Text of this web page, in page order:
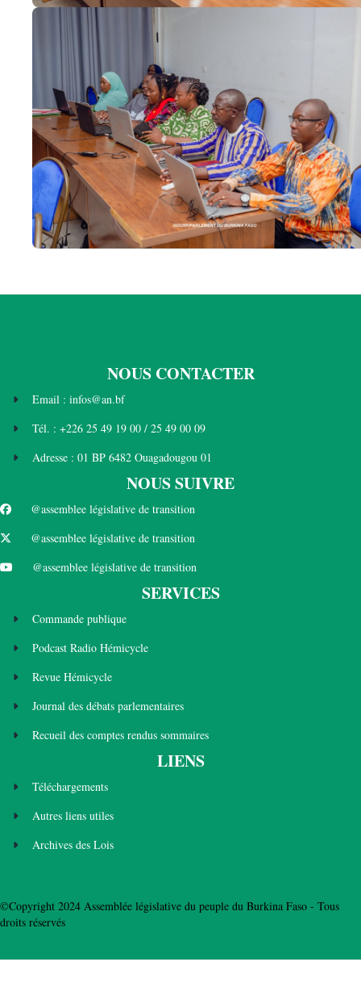
NOUS CONTACTER
Email : infos@an.bf
Tél. : +226 25 49 19 00 / 25 49 00 09
Adresse : 01 BP 6482 Ouagadougou 01
NOUS SUIVRE
@assemblee législative de transition
@assemblee législative de transition
@assemblee législative de transition
SERVICES
Commande publique
Podcast Radio Hémicycle
Revue Hémicycle
Journal des débats parlementaires
Recueil des comptes rendus sommaires
LIENS
Téléchargements
Autres liens utiles
Archives des Lois
©Copyright 2024 Assemblée législative du peuple du Burkina Faso - Tous
droits réservés